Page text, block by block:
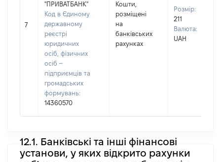
7
"ПРИВАТБАНК"
Код в Єдиному
державному
реєстрі
юридичних
осіб, фізичних
осіб –
підприємців та
громадських
формувань:
14360570
Кошти,
розміщені
на
банківських
рахунках
Розмір:
211
Валюта:
UAH
12.1. Банківські та інші фінансові
установи, у яких відкрито рахунки